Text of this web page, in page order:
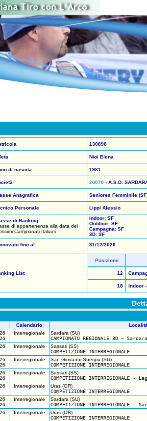
130898
Nioi Elena
di nascita 1981
20070- A.S.D.
Anagrafica Seniores Femminile
Personale Lippi Alessio
di Ranking
di appartenenza alla data dei
Campionati Italiani
Indoor: SF
Outdoor: SF
Campagna: SF
3D: SF
fino al
31/12/2026
List
Posizione
12
18 Indoor
Calendario
Interregionale
Sardara (SU)
CAMPIONATO REGIONALE 3D –
Interregionale
Sassari (SS)
COMPETIZIONE INTERREGIONALE
Interregionale
San Giovanni Suergiu (SU)
COMPETIZIONE INTERREGIONALE
Interregionale
Sassari (SS)
COMPETIZIONE INTERREGIONALE -
Interregionale
Uras (OR)
COMPETIZIONE INTERREGIONALE
Interregionale
Sardara (SU)
COMPETIZIONE INTERREGIONALE –
Interregionale
Uras (OR)
COMPETIZIONE INTERREGIONALE